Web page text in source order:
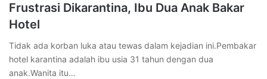
Frustrasi Dikarantina, Ibu Dua Anak Bakar
Hotel
Tidak ada korban luka atau tewas dalam kejadian ini.Pembakar
hotel karantina adalah ibu usia 31 tahun dengan dua
anak.Wanita itu…